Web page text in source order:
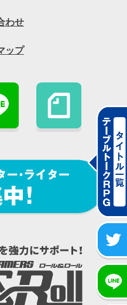
わせ
ップ